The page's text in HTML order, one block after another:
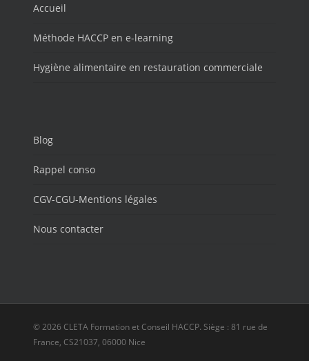
Accueil
Méthode HACCP en e-learning
Hygiène alimentaire en restauration commerciale
Blog
Rappel conso
CGV-CGU-Mentions légales
Nous contacter
© 2026 CLETA Formation et Conseil HACCP. Siège : 81 rue de
France, CS21037, 06000 Nice